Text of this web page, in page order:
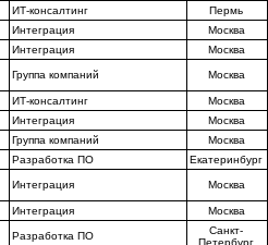
ИТ-консалтинг
Пермь
Интеграция
Москва
Интеграция Москва
Группа компаний Москва
ИТ-консалтинг
Москва
Интеграция
Москва
Группа компаний
Москва
Разработка ПО Екатеринбург
Интеграция Москва
Интеграция Москва
Разработка ПО
Санкт-
Петербург